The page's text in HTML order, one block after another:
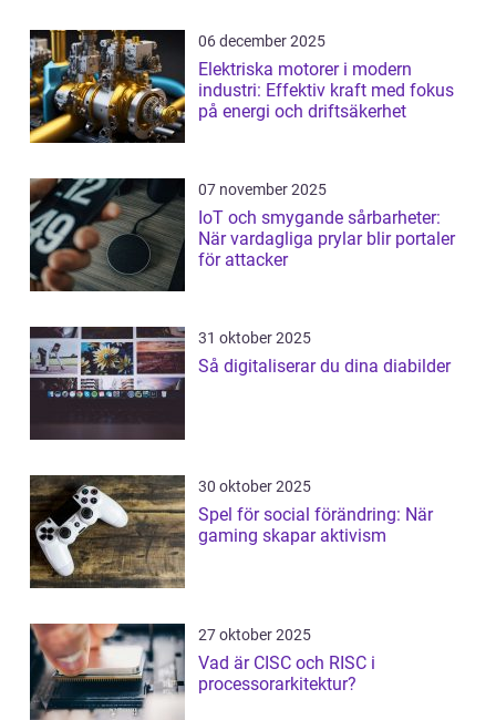
06 december 2025
Elektriska motorer i modern
industri: Effektiv kraft med fokus
på energi och driftsäkerhet
07 november 2025
IoT och smygande sårbarheter:
När vardagliga prylar blir portaler
för attacker
31 oktober 2025
Så digitaliserar du dina diabilder
30 oktober 2025
Spel för social förändring: När
gaming skapar aktivism
27 oktober 2025
Vad är CISC och RISC i
processorarkitektur?